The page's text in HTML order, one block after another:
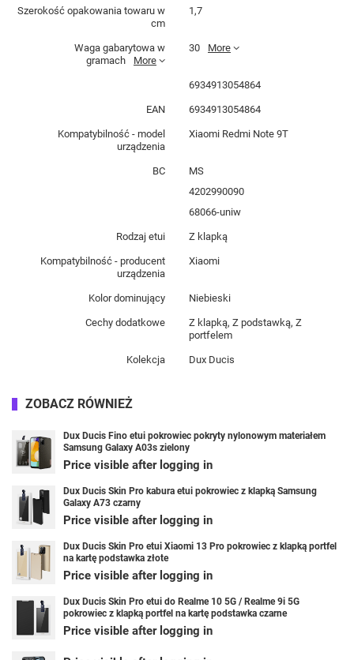
Szerokość opakowania towaru w
cm
1,7
Waga gabarytowa w
gramach
More
30 More
6934913054864
EAN 6934913054864
Kompatybilność - model
urządzenia
Xiaomi Redmi Note 9T
BC
MS
4202990090
68066-uniw
Rodzaj etui Z klapką
Kompatybilność - producent
urządzenia
Xiaomi
Kolor dominujący Niebieski
Cechy dodatkowe
Z klapką, Z podstawką, Z
portfelem
Kolekcja Dux Ducis
ZOBACZ RÓWNIEŻ
Dux Ducis Fino etui pokrowiec pokryty nylonowym materiałem
Samsung Galaxy A03s zielony
Price visible after logging in
Dux Ducis Skin Pro kabura etui pokrowiec z klapką Samsung
Galaxy A73 czarny
Price visible after logging in
Dux Ducis Skin Pro etui Xiaomi 13 Pro pokrowiec z klapką portfel
na kartę podstawka złote
Price visible after logging in
Dux Ducis Skin Pro etui do Realme 10 5G / Realme 9i 5G
pokrowiec z klapką portfel na kartę podstawka czarne
Price visible after logging in